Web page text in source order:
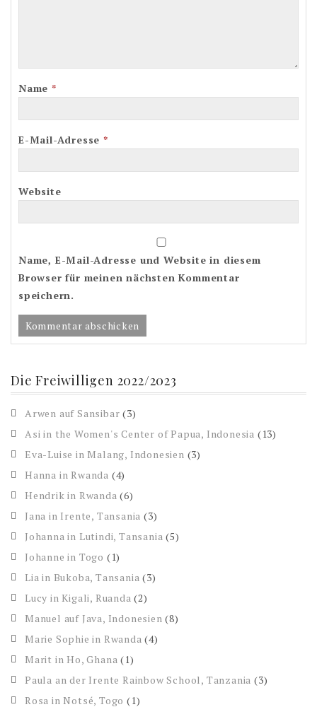
Name *
E-Mail-Adresse*
Website
Name, E-Mail-Adresse und Website in diesem
Browser für meinen nächsten Kommentar
speichern.
Die Freiwilligen 2022/2023
Arwen auf Sansibar (3)
Asi in the Women's Center of Papua, Indonesia (13)
Eva-Luise in Malang, Indonesien (3)
Hanna in Rwanda (4)
Hendrik in Rwanda (6)
Jana in Irente, Tansania (3)
Johanna in Lutindi, Tansania (5)
Johanne in Togo (1)
Lia in Bukoba, Tansania (3)
Lucy in Kigali, Ruanda (2)
Manuel auf Java, Indonesien (8)
Marie Sophie in Rwanda (4)
Marit in Ho, Ghana (1)
Paula an der Irente Rainbow School, Tanzania (3)
Rosa in Notsé, Togo (1)